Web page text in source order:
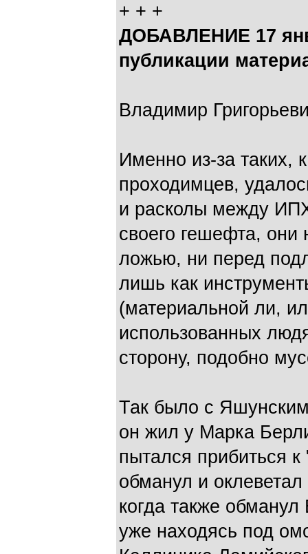
+ + +
ДОБАВЛЕНИЕ 17
публикации
Владимир
Именно из-за таких,
проходимцев,
и расколы между
своего гешефта, они
ложью, ни перед
лишь как
(материальной ли,
использованных
сторону, подобно
Так было с
он жил у Марка
пытался прибиться
обманул и
когда также
уже находясь под